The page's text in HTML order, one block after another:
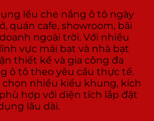
lều che nắng ô tô ngày
quán cafe, showroom, bãi
ngoài trời. Với nhiều
vực mái bạt và nhà bạt
thiết kế và gia công đa
ô tô theo yêu cầu thực tế.
chọn nhiều kiểu khung, kích
hợp với diện tích lắp đặt
lâu dài.